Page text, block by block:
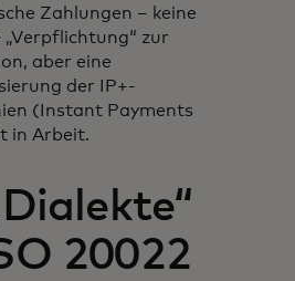
Zahlungen – keine
„Verpflichtung“ zur
aber eine
der IP+-
(Instant Payments
in Arbeit.
20022